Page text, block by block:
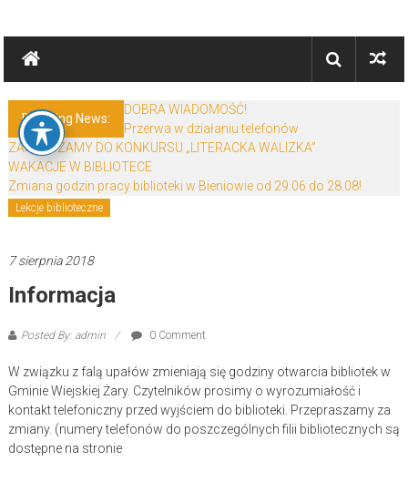
Biblioteki
Gminy
Żary
Biblioteki
Gminy
Żary
to
mieszczący
się
Powiecie
Breaking News:
DOBRA WIADOMOŚĆ!
Przerwa w działaniu telefonów
ZAPRASZAMY DO KONKURSU „LITERACKA WALIZKA”
WAKACJE W BIBLIOTECE
Zmiana godzin pracy biblioteki w Bieniowie od 29.06 do 28.08!
Lekcje biblioteczne
7 sierpnia 2018
Informacja
Posted By: admin 0 Comment
W związku z falą upałów zmieniają się godziny otwarcia bibliotek w
Gminie Wiejskiej Żary. Czytelników prosimy o wyrozumiałość i
kontakt telefoniczny przed wyjściem do biblioteki. Przepraszamy za
zmiany. (numery telefonów do poszczególnych filii bibliotecznych są
dostępne na stronie